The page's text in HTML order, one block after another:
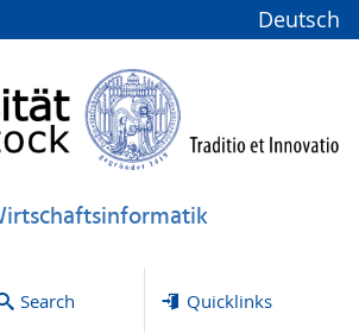
Deutsch
Search Quicklinks